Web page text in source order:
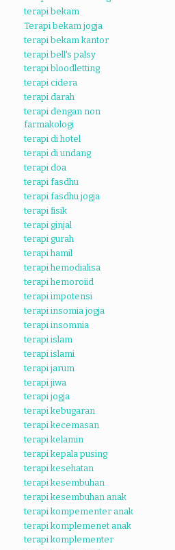
terapi bekam
Terapi bekam jogja
terapi bekam kantor
terapi bell's palsy
terapi bloodletting
terapi cidera
terapi darah
terapi dengan non
farmakologi
terapi di hotel
terapi di undang
terapi doa
terapi fasdhu
terapi fasdhu jogja
terapi fisik
terapi ginjal
terapi gurah
terapi hamil
terapi hemodialisa
terapi hemoroiid
terapi impotensi
terapi insomia jogja
terapi insomnia
terapi islam
terapi islami
terapi jarum
terapi jiwa
terapi jogja
terapi kebugaran
terapi kecemasan
terapi kelamin
terapi kepala pusing
terapi kesehatan
terapi kesembuhan
terapi kesembuhan anak
terapi kompementer anak
terapi komplemenet anak
terapi komplementer